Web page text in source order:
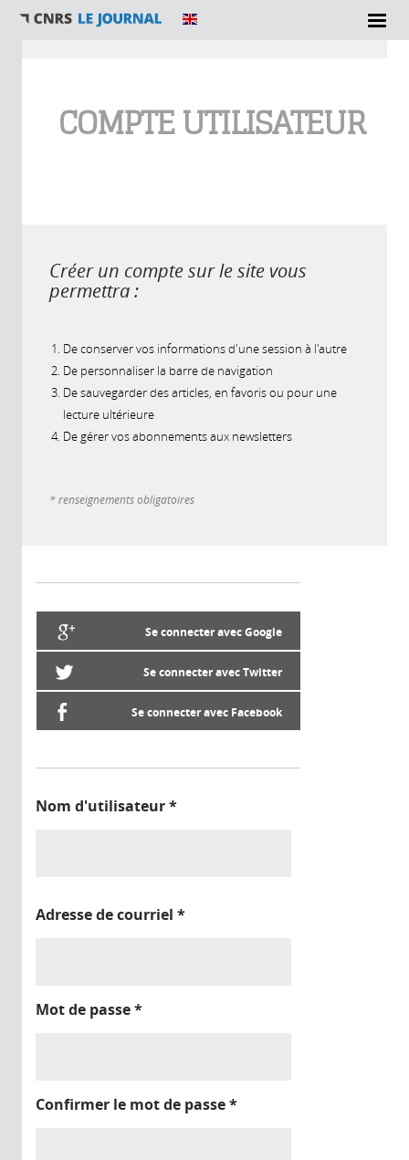
COMPTE UTILISATEUR
Créer un compte sur le site vous
permettra :
De conserver vos informations d'une session à l'autre
De personnaliser la barre de navigation
De sauvegarder des articles, en favoris ou pour une
lecture ultérieure
De gérer vos abonnements aux newsletters
* renseignements obligatoires
Se connecter avec Google
Se connecter avec Twitter
Se connecter avec Facebook
Nom d'utilisateur*
Adresse de courriel *
Mot de passe*
Confirmer le mot de passe*